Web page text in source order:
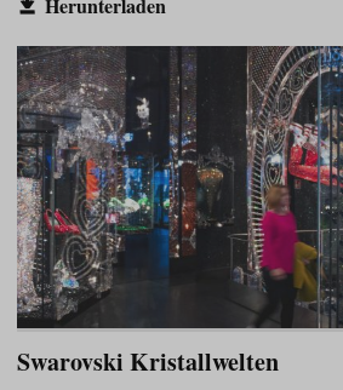
Swarovski Kristallwelten